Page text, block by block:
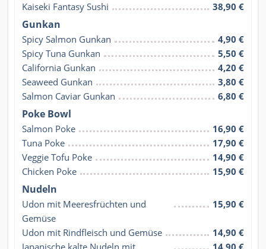
Kaiseki Fantasy Sushi
38,90 €
Gunkan
Spicy Salmon Gunkan
4,90 €
Spicy Tuna Gunkan
5,50 €
California Gunkan
4,20 €
Seaweed Gunkan
3,80 €
Salmon Caviar Gunkan
6,80 €
Poke Bowl
Salmon Poke
16,90 €
Tuna Poke
17,90 €
Veggie Tofu Poke
14,90 €
Chicken Poke
15,90 €
Nudeln
Udon mit Meeresfrüchten und
Gemüse
15,90 €
Udon mit Rindfleisch und Gemüse
14,90 €